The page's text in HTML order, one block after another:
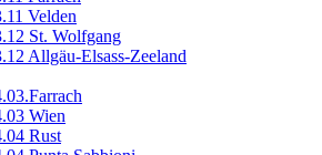
Velden
St. Wolfgang
Allgäu-Elsass-Zeeland
Wien
Rust